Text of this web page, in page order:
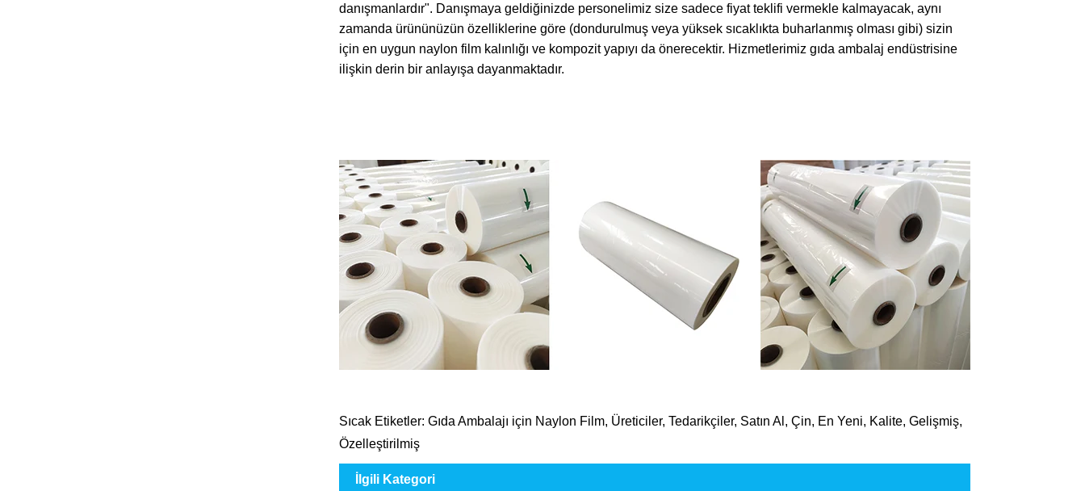
danışmanlardır". Danışmaya geldiğinizde personelimiz size sadece fiyat teklifi vermekle kalmayacak, aynı
zamanda ürününüzün özelliklerine göre (dondurulmuş veya yüksek sıcaklıkta buharlanmış olması gibi) sizin
için en uygun naylon film kalınlığı ve kompozit yapıyı da önerecektir. Hizmetlerimiz gıda ambalaj endüstrisine
ilişkin derin bir anlayışa dayanmaktadır.
Sıcak Etiketler: Gıda Ambalajı için Naylon Film, Üreticiler, Tedarikçiler, Satın Al, Çin, En Yeni, Kalite, Gelişmiş,
Özelleştirilmiş
İlgili Kategori